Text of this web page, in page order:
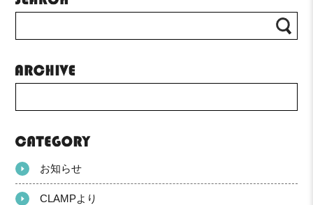
お知らせ
CLAMPより